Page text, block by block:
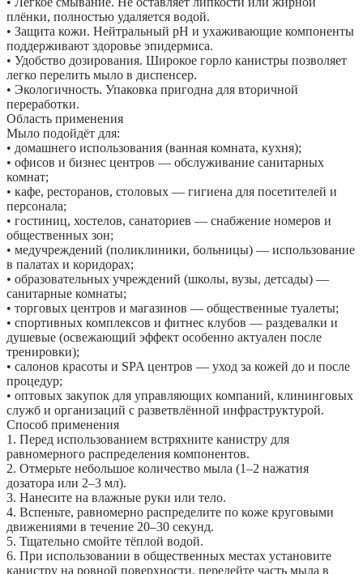
плёнки, полностью удаляется водой.
• Защита кожи. Нейтральный pH и ухаживающие компоненты
поддерживают здоровье эпидермиса.
• Удобство дозирования. Широкое горло канистры позволяет
легко перелить мыло в диспенсер.
• Экологичность. Упаковка пригодна для вторичной
переработки.
Область применения
Мыло подойдёт для:
• домашнего использования (ванная комната, кухня);
• офисов и бизнес центров — обслуживание санитарных
комнат;
• кафе, ресторанов, столовых — гигиена для посетителей и
персонала;
• гостиниц, хостелов, санаториев — снабжение номеров и
общественных зон;
• медучреждений (поликлиники, больницы) — использование
в палатах и коридорах;
• образовательных учреждений (школы, вузы, детсады) —
санитарные комнаты;
• торговых центров и магазинов — общественные туалеты;
• спортивных комплексов и фитнес клубов — раздевалки и
душевые (освежающий эффект особенно актуален после
тренировки);
• салонов красоты и SPA центров — уход за кожей до и после
процедур;
• оптовых закупок для управляющих компаний, клининговых
служб и организаций с разветвлённой инфраструктурой.
Способ применения
1. Перед использованием встряхните канистру для
равномерного распределения компонентов.
2. Отмерьте небольшое количество мыла (1–2 нажатия
дозатора или 2–3 мл).
3. Нанесите на влажные руки или тело.
4. Вспеньте, равномерно распределите по коже круговыми
движениями в течение 20–30 секунд.
5. Тщательно смойте тёплой водой.
6. При использовании в общественных местах установите
канистру на ровной поверхности, перелейте часть мыла в